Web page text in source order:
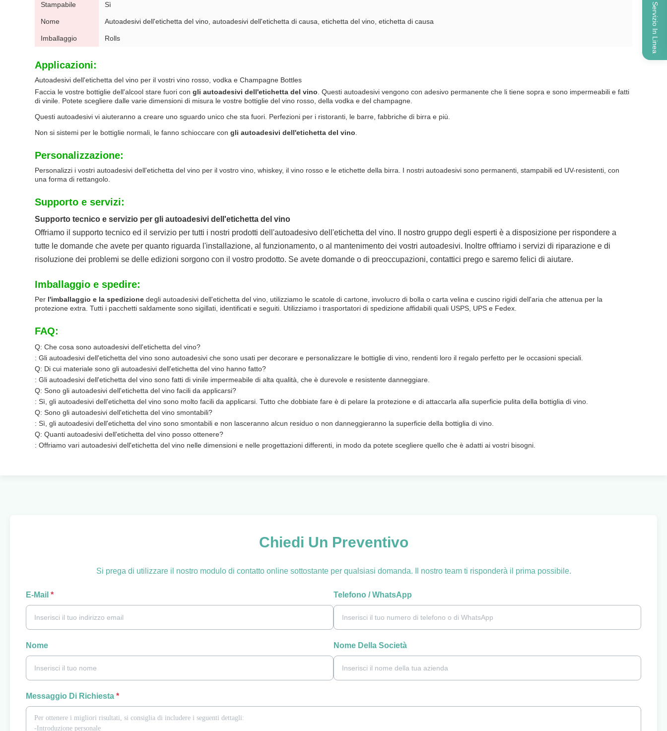
Servizio In Linea
Stampabile Sì
Nome Autoadesivi dell'etichetta del vino, autoadesivi dell'etichetta di causa, etichetta del vino, etichetta di causa
Imballaggio Rolls
Applicazioni:
Autoadesivi dell'etichetta del vino per il vostri vino rosso, vodka e Champagne Bottles
Faccia le vostre bottiglie dell'alcool stare fuori con gli autoadesivi dell'etichetta del vino . Questi autoadesivi vengono con adesivo permanente che li tiene sopra e sono impermeabili e fatti
di vinile. Potete scegliere dalle varie dimensioni di misura le vostre bottiglie del vino rosso, della vodka e del champagne.
Questi autoadesivi vi aiuteranno a creare uno sguardo unico che sta fuori. Perfezioni per i ristoranti, le barre, fabbriche di birra e più.
Non si sistemi per le bottiglie normali, le fanno schioccare con gli autoadesivi dell'etichetta del vino
Personalizzazione:
Personalizzi i vostri autoadesivi dell'etichetta del vino per il vostro vino, whiskey, il vino rosso e le etichette della birra. I nostri autoadesivi sono permanenti, stampabili ed UV-resistenti, con
una forma di rettangolo.
Supporto e servizi:
Supporto tecnico e servizio per gli autoadesivi dell'etichetta del vino
Offriamo il supporto tecnico ed il servizio per tutti i nostri prodotti dell'autoadesivo dell'etichetta del vino. Il nostro gruppo degli esperti è a disposizione per rispondere a
tutte le domande che avete per quanto riguarda l'installazione, al funzionamento, o al mantenimento dei vostri autoadesivi. Inoltre offriamo i servizi di riparazione e di
risoluzione dei problemi se delle edizioni sorgono con il vostro prodotto. Se avete domande o di preoccupazioni, contattici prego e saremo felici di aiutare.
Imballaggio e spedire:
Per l'imballaggio e la spedizione degli autoadesivi dell'etichetta del vino, utilizziamo le scatole di cartone, involucro di bolla o carta velina e cuscino rigidi dell'aria che attenua per la
protezione extra. Tutti i pacchetti saldamente sono sigillati, identificati e seguiti. Utilizziamo i trasportatori di spedizione affidabili quali USPS, UPS e Fedex.
FAQ:
Q: Che cosa sono autoadesivi dell'etichetta del vino?
: Gli autoadesivi dell'etichetta del vino sono autoadesivi che sono usati per decorare e personalizzare le bottiglie di vino, rendenti loro il regalo perfetto per le occasioni speciali.
Q: Di cui materiale sono gli autoadesivi dell'etichetta del vino hanno fatto?
: Gli autoadesivi dell'etichetta del vino sono fatti di vinile impermeabile di alta qualità, che è durevole e resistente danneggiare.
Q: Sono gli autoadesivi dell'etichetta del vino facili da applicarsi?
: Sì, gli autoadesivi dell'etichetta del vino sono molto facili da applicarsi. Tutto che dobbiate fare è di pelare la protezione e di attaccarla alla superficie pulita della bottiglia di vino.
Q: Sono gli autoadesivi dell'etichetta del vino smontabili?
: Sì, gli autoadesivi dell'etichetta del vino sono smontabili e non lasceranno alcun residuo o non danneggieranno la superficie della bottiglia di vino.
Q: Quanti autoadesivi dell'etichetta del vino posso ottenere?
: Offriamo vari autoadesivi dell'etichetta del vino nelle dimensioni e nelle progettazioni differenti, in modo da potete scegliere quello che è adatti ai vostri bisogni.
Chiedi Un Preventivo
Si prega di utilizzare il nostro modulo di contatto online sottostante per qualsiasi domanda. Il nostro team ti risponderà il prima possibile.
E-Mail * Telefono / WhatsApp
Nome Nome Della Società
Messaggio Di Richiesta *